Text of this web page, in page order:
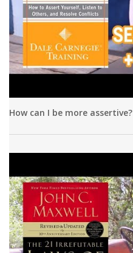
How can I be more assertive?